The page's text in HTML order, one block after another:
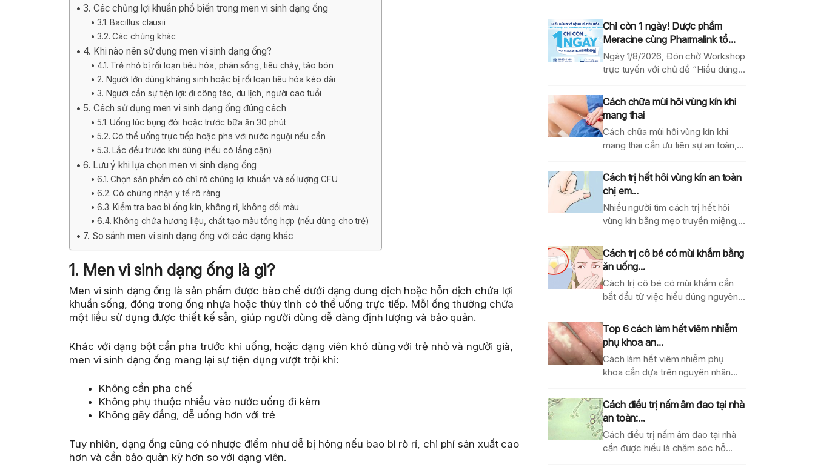
3. Các chủng lợi khuẩn phổ biến trong men vi sinh dạng ống
3.1. Bacillus clausii
3.2. Các chủng khác
4. Khi nào nên sử dụng men vi sinh dạng ống?
4.1. Trẻ nhỏ bị rối loạn tiêu hóa, phân sống, tiêu chảy, táo bón
2. Người lớn dùng kháng sinh hoặc bị rối loạn tiêu hóa kéo dài
3. Người cần sự tiện lợi: đi công tác, du lịch, người cao tuổi
5. Cách sử dụng men vi sinh dạng ống đúng cách
5.1. Uống lúc bụng đói hoặc trước bữa ăn 30 phút
5.2. Có thể uống trực tiếp hoặc pha với nước nguội nếu cần
5.3. Lắc đều trước khi dùng (nếu có lắng cặn)
6. Lưu ý khi lựa chọn men vi sinh dạng ống
6.1. Chọn sản phẩm có chỉ rõ chủng lợi khuẩn và số lượng CFU
6.2. Có chứng nhận y tế rõ ràng
6.3. Kiểm tra bao bì ống kín, không rỉ, không đổi màu
6.4. Không chứa hương liệu, chất tạo màu tổng hợp (nếu dùng cho trẻ)
7. So sánh men vi sinh dạng ống với các dạng khác
1. Men vi sinh dạng ống là gì?
Men vi sinh dạng ống là sản phẩm được bào chế dưới dạng dung dịch hoặc hỗn dịch chứa lợi
khuẩn sống, đóng trong ống nhựa hoặc thủy tinh có thể uống trực tiếp. Mỗi ống thường chứa
một liều sử dụng được thiết kế sẵn, giúp người dùng dễ dàng định lượng và bảo quản.
Khác với dạng bột cần pha trước khi uống, hoặc dạng viên khó dùng với trẻ nhỏ và người già,
men vi sinh dạng ống mang lại sự tiện dụng vượt trội khi:
Không cần pha chế
Không phụ thuộc nhiều vào nước uống đi kèm
Không gây đắng, dễ uống hơn với trẻ
Tuy nhiên, dạng ống cũng có nhược điểm như dễ bị hỏng nếu bao bì rò rỉ, chi phí sản xuất cao
hơn và cần bảo quản kỹ hơn so với dạng viên.
Chỉ còn 1 ngày! Dược phẩm
Meracine cùng Pharmalink tổ...
Ngày 1/8/2026, Đón chờ Workshop
trực tuyến với chủ đề “Hiểu đúng
Cách chữa mùi hôi vùng kín khi
mang thai
Cách chữa mùi hôi vùng kín khi
mang thai cần ưu tiên sự an toàn,...
Cách trị hết hôi vùng kín an toàn
chị em...
Nhiều người tìm cách trị hết hôi
vùng kín bằng mẹo truyền miệng,
Cách trị cô bé có mùi khắm bằng
ăn uống...
Cách trị cô bé có mùi khắm cần
bắt đầu từ việc hiểu đúng nguyên...
Top 6 cách làm hết viêm nhiễm
phụ khoa an...
Cách làm hết viêm nhiễm phụ
khoa cần dựa trên nguyên nhân
Cách điều trị nấm âm đao tại nhà
an toàn:...
Cách điều trị nấm âm đao tại nhà
cần được hiểu là chăm sóc hỗ...